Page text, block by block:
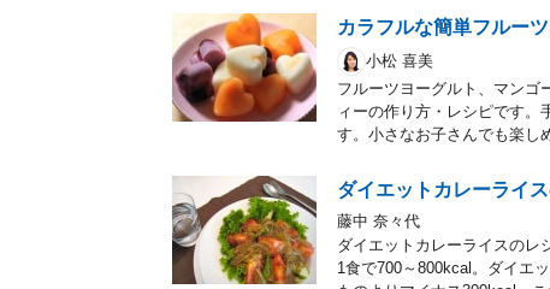
カラフルな簡単フルー
小松 喜美
フルーツヨーグルト、マンゴ
ィーの作り方・レシピです。
す。小さなお子さんでも楽し
ダイエットカレーライ
藤中 奈々代
ダイエットカレーライスのレ
1食で700～800kcal。ダイエ